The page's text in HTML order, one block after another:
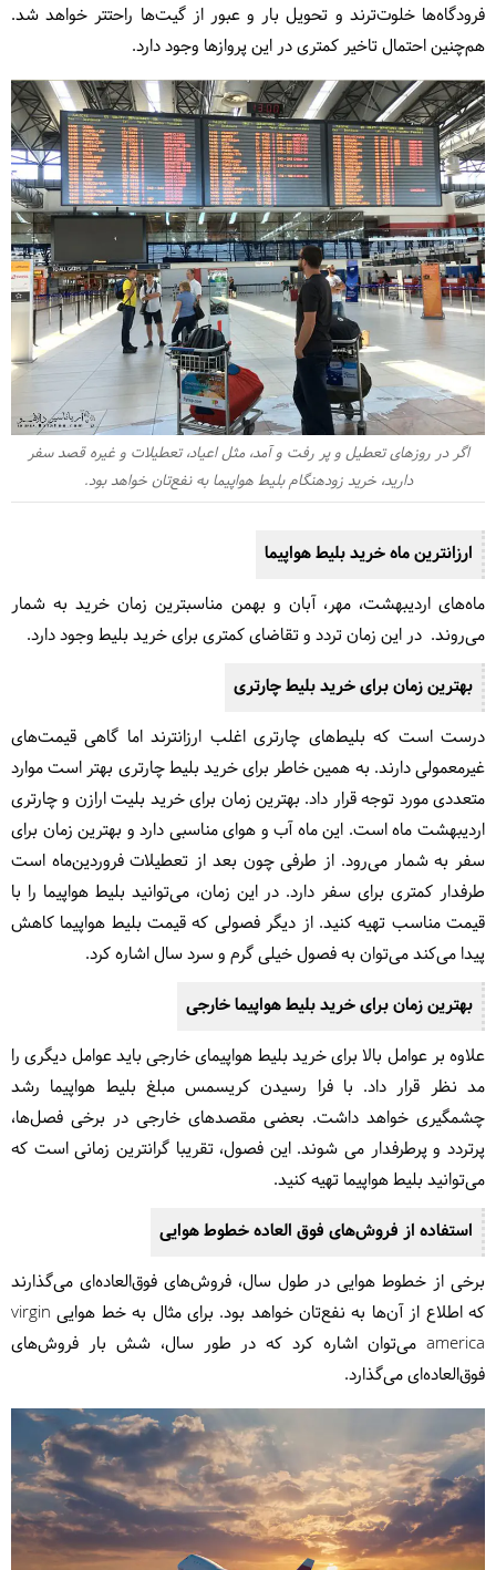
فرودگاه‌ها خلوت‌ترند و تحویل بار و عبور از گیت‌ها راحتتر خواهد شد.
هم‌چنین احتمال تاخیر کمتری در این پروازها وجود دارد.
اگر در روزهای تعطیل و پر رفت و آمد، مثل اعیاد، تعطیلات و غیره قصد سفر
دارید، خرید زودهنگام بلیط هواپیما به نفع‌تان خواهد بود.
ارزانترین ماه خرید بلیط هواپیما
ماه‌های اردیبهشت، مهر، آبان و بهمن مناسبترین زمان خرید به شمار
می‌روند. در این زمان تردد و تقاضای کمتری برای خرید بلیط وجود دارد.
بهترین زمان برای خرید بلیط چارتری
درست است که بلیط‌های چارتری اغلب ارزانترند اما گاهی قیمت‌های
غیرمعمولی دارند. به همین خاطر برای خرید بلیط چارتری بهتر است موارد
متعددی مورد توجه قرار داد. بهترین زمان برای خرید بلیت ارازن و چارتری
اردیبهشت ماه است. این ماه آب و هوای مناسبی دارد و بهترین زمان برای
سفر به شمار می‌رود. از طرفی چون بعد از تعطیلات فروردین‌ماه است
طرفدار کمتری برای سفر دارد. در این زمان، می‌توانید بلیط هواپیما را با
قیمت مناسب تهیه کنید. از دیگر فصولی که قیمت بلیط هواپیما کاهش
پیدا می‌کند می‌توان به فصول خیلی گرم و سرد سال اشاره کرد.
بهترین زمان برای خرید بلیط هواپیما خارجی
علاوه بر عوامل بالا برای خرید بلیط هواپیمای خارجی باید عوامل دیگری را
مد نظر قرار داد. با فرا رسیدن کریسمس مبلغ بلیط هواپیما رشد
چشمگیری خواهد داشت. بعضی مقصدهای خارجی در برخی فصل‌ها،
پرتردد و پرطرفدار می شوند. این فصول، تقریبا گرانترین زمانی است که
می‌توانید بلیط هواپیما تهیه کنید.
استفاده از فروش‌های فوق العاده خطوط هوایی
برخی از خطوط هوایی در طول سال، فروش‌های فوق‌العاده‌ای می‌گذارند
که اطلاع از آن‌ها به نفع‌تان خواهد بود. برای مثال به خط هوایی virgin
america می‌توان اشاره کرد که در طور سال، شش بار فروش‌های
فوق‌العاده‌ای می‌گذارد.